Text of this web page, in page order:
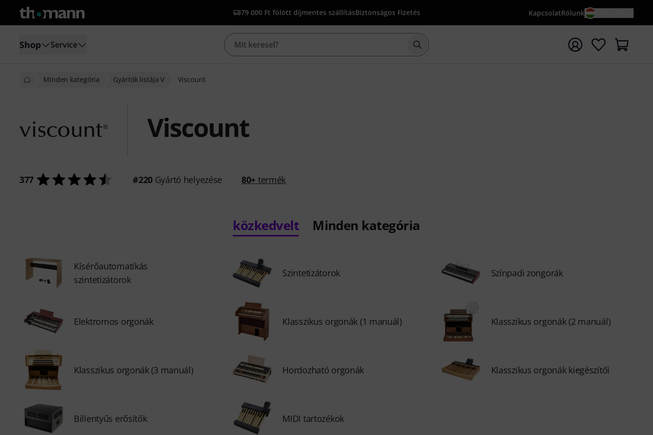
79 000 Ft fölött díjmentes szállításBiztonságos Fizetés KapcsolatRólunk
Shop Service Keresés indítása {searchTerm} keresőszóval
Minden kategória Gyártók listája V Viscount
Viscount
377 #220Gyártó helyezése 80+ termék
közkedvelt Minden kategória
Kísérőautomatikás
szintetizátorok
Szintetizátorok Színpadi zongorák
Elektromos orgonák Klasszikus orgonák (1 manuál) Klasszikus orgonák (2 manuál)
Klasszikus orgonák (3 manuál) Hordozható orgonák Klasszikus orgonák kiegészítői
Billentyűs erősítők MIDI tartozékok